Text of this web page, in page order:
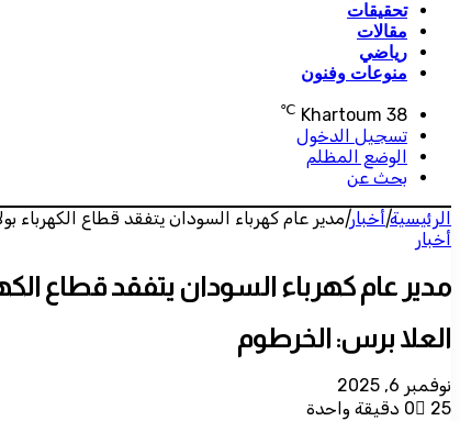
تحقيقات
مقالات
رياضي
منوعات وفنون
Khartoum 38
℃
تسجيل الدخول
الوضع المظلم
بحث عن
الرئيسية|أخبار|مدير عام كهرباء السودان يتفقد قطاع الكهرباء
أخبار
مدير عام كهرباء السودان يتفقد قطاع
العلا برس: الخرطوم
نوفمبر 6, 2025
0
25 دقيقة واحدة